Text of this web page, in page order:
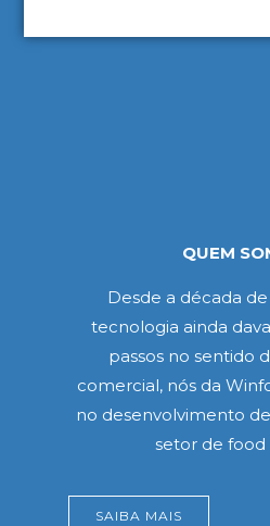
QUEM
Desde a década
tecnologia ainda
passos no sentido
comercial, nós da
no desenvolvimento
setor de food
SAIBA MAIS